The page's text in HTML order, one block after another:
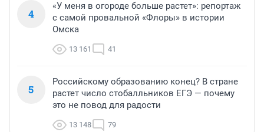
4
«У меня в огороде больше растет»: репортаж
с самой провальной «Флоры» в истории
Омска
13 161 41
5
Российскому образованию конец? В стране
растет число стобалльников ЕГЭ — почему
это не повод для радости
13 148 79